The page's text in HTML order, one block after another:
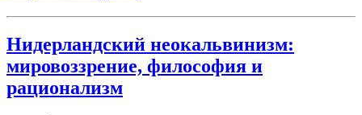
Нидерландский неокальвинизм:
мировоззрение, философия и
рационализм